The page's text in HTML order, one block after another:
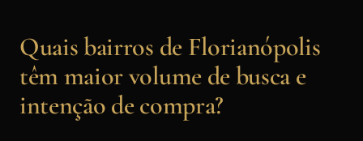
Quais bairros de Florianópolis
têm maior volume de busca e
intenção de compra?